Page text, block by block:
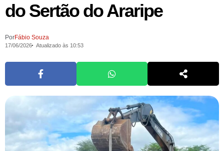
do Sertão do Araripe
PorFábio Souza
17/06/2026 Atualizado às 10:53